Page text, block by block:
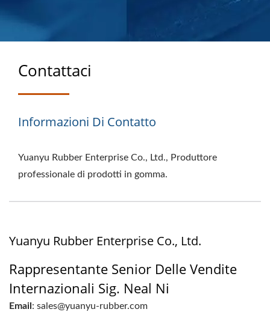
PRESTARE
Contattaci
Informazioni Di Contatto
Yuanyu Rubber Enterprise Co., Ltd., Produttore
professionale di prodotti in gomma.
Yuanyu Rubber Enterprise Co., Ltd.
Rappresentante Senior Delle Vendite
Internazionali Sig. Neal Ni
Email : sales@yuanyu-rubber.com